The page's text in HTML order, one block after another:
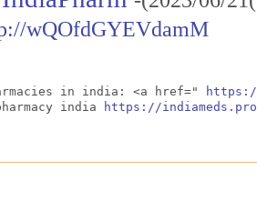
wQOfdGYEVdamM
in india: <a href="
india
https://